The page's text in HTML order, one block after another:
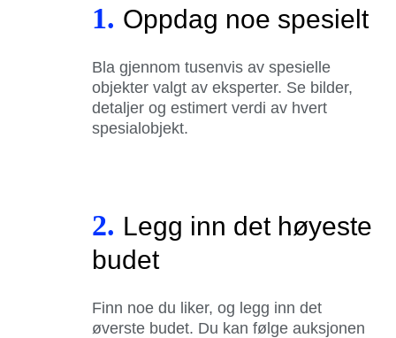
1. Oppdag noe spesielt
Bla gjennom tusenvis av spesielle
objekter valgt av eksperter. Se bilder,
detaljer og estimert verdi av hvert
spesialobjekt.
2. Legg inn det høyeste
budet
Finn noe du liker, og legg inn det
øverste budet. Du kan følge auksjonen